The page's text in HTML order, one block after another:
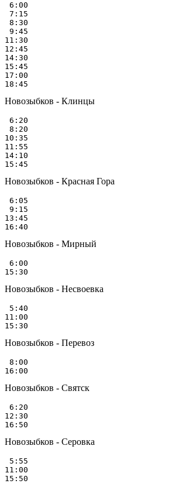
6:00
7:15
8:30
9:45
11:30
12:45
14:30
15:45
17:00
Новозыбков - Клинцы
6:20
8:20
10:35
11:55
14:10
Новозыбков - Красная Гора
6:05
9:15
13:45
Новозыбков - Мирный
6:00
Новозыбков - Несвоевка
5:40
11:00
Новозыбков - Перевоз
8:00
Новозыбков - Святск
6:20
12:30
Новозыбков - Серовка
5:55
11:00